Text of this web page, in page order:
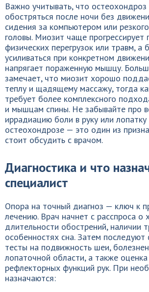
Важно учитывать, что
обостряться после ночи без
сидения за компьютером или
головы. Миозит чаще прогрессирует
физических перегрузок или травм, а
усиливаться при конкретном
напрягает пораженную мышцу.
замечает, что миозит хорошо
теплу и щадящему массажу, тогда
требует более комплексного
и мышцам спины. Не забывайте про
иррадиацию боли в руку или
остеохондрозе — это один из
стоит обсудить с врачом.
Диагностика и что
специалист
Опора на точный диагноз — ключ к
лечению. Врач начнет с расспроса о
длительности обострений, наличии
особенностях сна. Затем последуют
тесты на подвижность шеи,
лопаточной области, а также
рефлекторных функций рук. При
назначаются: